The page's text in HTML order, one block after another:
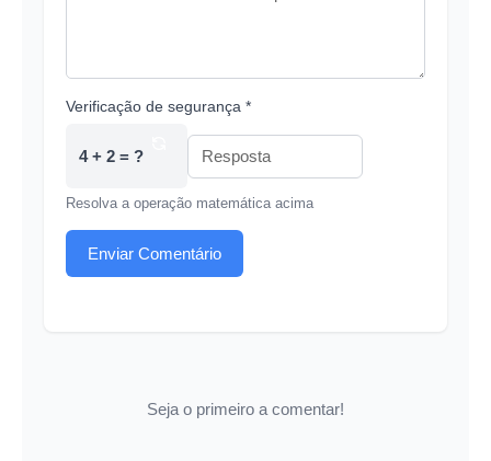
Verificação de segurança *
4 + 2 = ?
Resolva a operação matemática acima
Enviar Comentário
Seja o primeiro a comentar!